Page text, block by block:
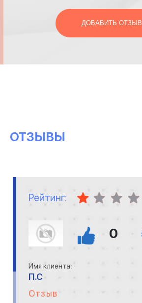
ДОБАВИТЬ ОТЗЫВ
ОТЗЫВЫ
Рейтинг:
0
Имя клиента:
П.С
Отзыв